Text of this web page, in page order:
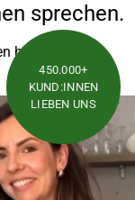
sprechen.
haben
450.000+
KUND:INNEN
LIEBEN UNS